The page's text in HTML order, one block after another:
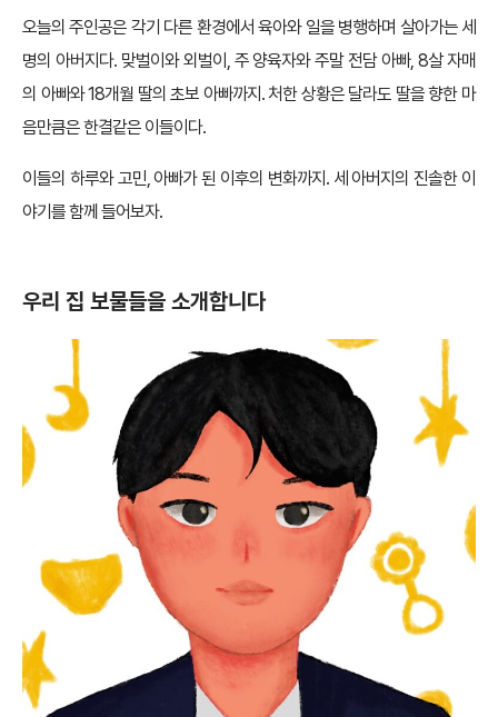
오늘의 주인공은 각기 다른 환경에서 육아와 일을 병행하며 살아가는 세
명의 아버지다. 맞벌이와 외벌이, 주 양육자와 주말 전담 아빠, 8살 자매
의 아빠와 18개월 딸의 초보 아빠까지. 처한 상황은 달라도 딸을 향한 마
음만큼은 한결같은 이들이다.
이들의 하루와 고민, 아빠가 된 이후의 변화까지. 세 아버지의 진솔한 이
야기를 함께 들어보자.
우리 집 보물들을 소개합니다